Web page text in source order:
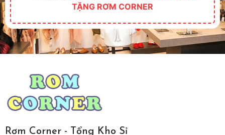
TẶNG RƠM CORNER
Rơm Corner - Tổng Kho Sỉ